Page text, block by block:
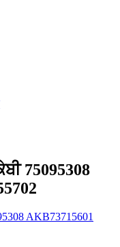
75095308